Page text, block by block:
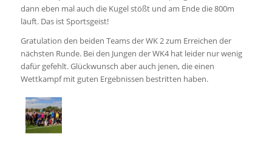
dann eben mal auch die Kugel stößt und am Ende die 800m
läuft. Das ist Sportsgeist!
Gratulation den beiden Teams der WK 2 zum Erreichen der
nächsten Runde. Bei den Jungen der WK4 hat leider nur wenig
dafür gefehlt. Glückwunsch aber auch jenen, die einen
Wettkampf mit guten Ergebnissen bestritten haben.